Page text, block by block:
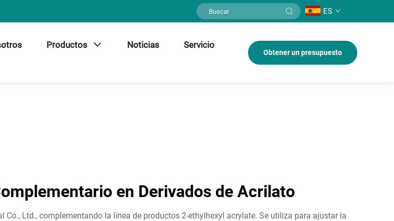
ES
Productos Noticias
Servicio
Obtener un presupuesto
en Derivados de Acrilato
Ltd., complementando la línea de productos 2-ethylhexyl acrylate. Se utiliza para ajustar la